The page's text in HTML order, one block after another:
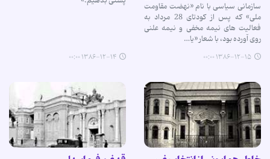
سازمانی سیاسی با نام «نهضت مقاومت
ملی» که پس از کودتای 28 مرداد به
فعالیت های نیمه مخفی و نیمه علنی
روی آورده بود، با شعار «یا…
۱۳۸۶-۱۲-۱۵ ۰۰:۰۰ ۱۳۸۶-۱۲-۱۴ ۰۰:۰۰